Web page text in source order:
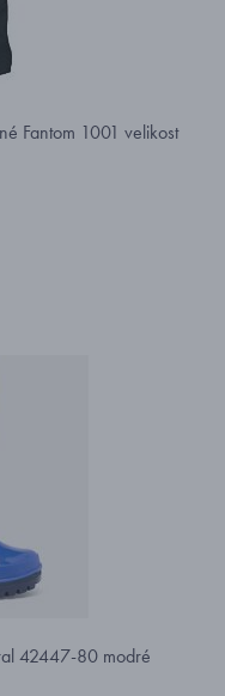
Fantom 1001 velikost
42447-80 modré